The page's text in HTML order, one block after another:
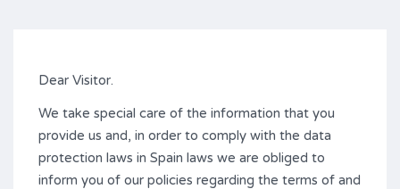
Dear Visitor.
We take special care of the information that you
provide us and, in order to comply with the data
protection laws in Spain laws we are obliged to
inform you of our policies regarding the terms of and